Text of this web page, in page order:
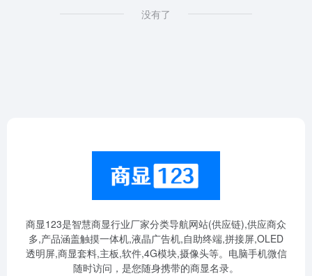
没有了
商显123是智慧商显行业厂家分类导航网站(供应链),供应商众
多,产品涵盖触摸一体机,液晶广告机,自助终端,拼接屏,OLED
透明屏,商显套料,主板,软件,4G模块,摄像头等。电脑手机微信
随时访问，是您随身携带的商显名录。